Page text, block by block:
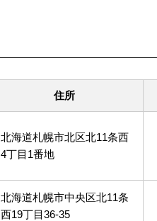
住所
北海道札幌市北区北11条西
4丁目1番地
北海道札幌市中央区北11条
西19丁目36-35